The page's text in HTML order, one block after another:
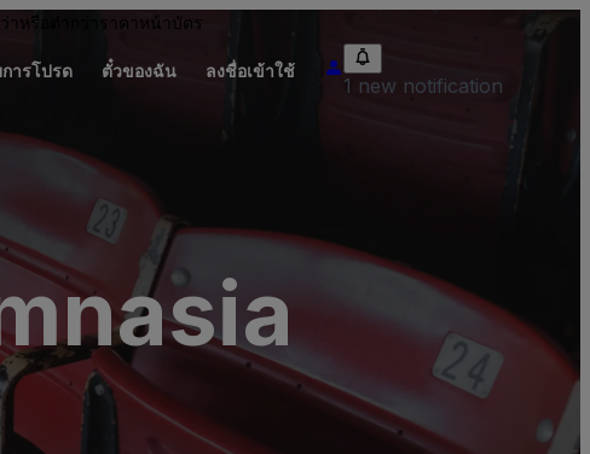
าหรือต่ำกว่าราคาหน้าบัตร
การโปรด ตั๋วของฉัน ลงชื่อเข้าใช้
1 new notification